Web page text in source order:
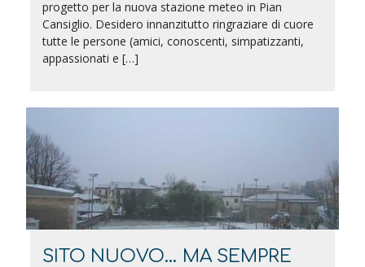
progetto per la nuova stazione meteo in Pian
Cansiglio. Desidero innanzitutto ringraziare di cuore
tutte le persone (amici, conoscenti, simpatizzanti,
appassionati e […]
SITO NUOVO… MA SEMPRE